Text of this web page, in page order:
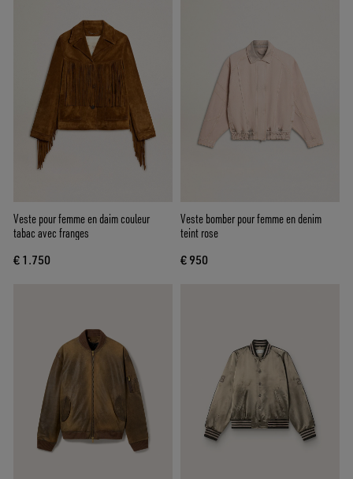
Veste pour femme en daim couleur
tabac avec franges
€ 1.750
Veste bomber pour femme en denim
teint rose
€ 950